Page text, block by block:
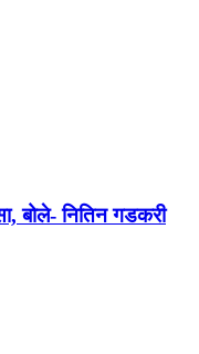
बोले- नितिन गडकरी